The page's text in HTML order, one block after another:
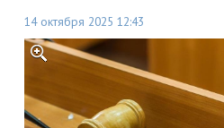
14 октября 2025 12:43